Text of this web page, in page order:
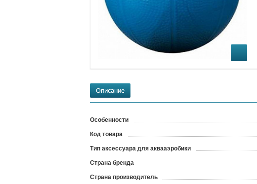
Описание
Особенности
Код товара
Тип аксессуара для аквааэробики
Страна бренда
Страна производитель